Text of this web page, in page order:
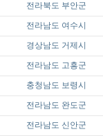
전라북도 부안군
전라남도 여수시
경상남도 거제시
전라남도 고흥군
충청남도 보령시
전라남도 완도군
전라남도 신안군